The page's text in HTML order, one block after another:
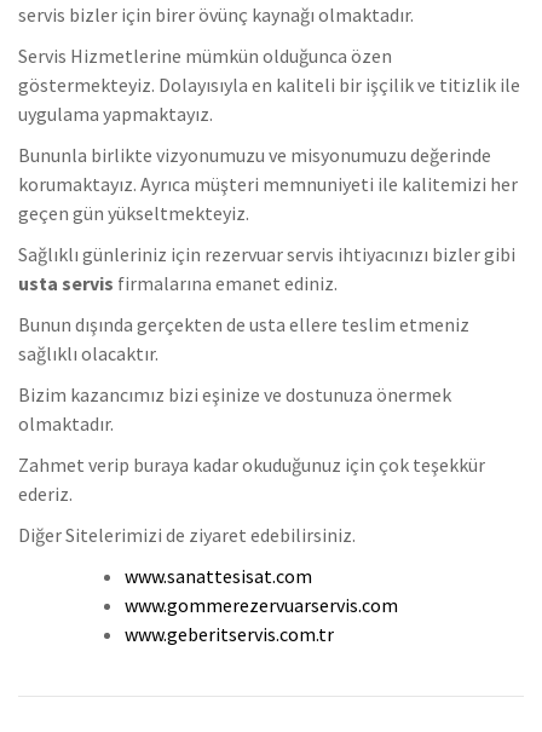
servis bizler için birer övünç kaynağı olmaktadır.
Servis Hizmetlerine mümkün olduğunca özen
göstermekteyiz. Dolayısıyla en kaliteli bir işçilik ve titizlik ile
uygulama yapmaktayız.
Bununla birlikte vizyonumuzu ve misyonumuzu değerinde
korumaktayız. Ayrıca müşteri memnuniyeti ile kalitemizi her
geçen gün yükseltmekteyiz.
Sağlıklı günleriniz için rezervuar servis ihtiyacınızı bizler gibi
usta servis firmalarına emanet ediniz.
Bunun dışında gerçekten de usta ellere teslim etmeniz
sağlıklı olacaktır.
Bizim kazancımız bizi eşinize ve dostunuza önermek
olmaktadır.
Zahmet verip buraya kadar okuduğunuz için çok teşekkür
ederiz.
Diğer Sitelerimizi de ziyaret edebilirsiniz.
www.sanattesisat.com
www.gommerezervuarservis.com
www.geberitservis.com.tr